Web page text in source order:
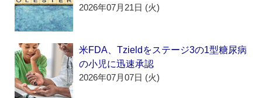
2026年07月21日 (火)
米FDA、Tzieldをステージ3の1型糖尿病
の小児に迅速承認
2026年07月07日 (火)